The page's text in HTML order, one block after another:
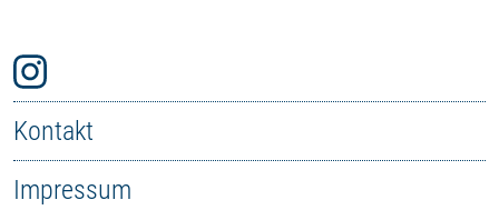
Kontakt
Impressum